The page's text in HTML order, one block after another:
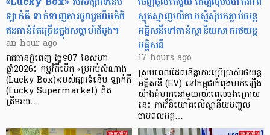
ឡាក់គី ទាក់ទាញការចូលរួមពីអតិថិ
ជនកាន់តែច្រើនក្នុងសប្តាហ៍ដំបូង។
an hour ago
រាជធានីភ្នំពេញ ថ្ងៃទី07 ខែសីហា
ឆ្នាំ2026៖ កម្មវិធីបើក «ប្រអប់សំណាង
(Lucky Box)»របស់ផ្សារទំនើប ឡាក់គី
(Lucky Supermarket) គិត
ត្រឹមរយ…
ស្មុគស្មាញលើការស្នើសុំបតភ្ជាប់ចរន្ត
អគ្គិសនីទៅកាន់ស្ថានីយសាករថយន្ត
អគ្គិសនី
17 hours ago
ស្របពេលដែលនិន្នាការប្រើប្រាស់រថយន្ត
អគ្គិសនី (EV) នៅកម្ពុជាកំពុងហក់ឡើង
យ៉ាងគំហុកនៅមួយរយៈពេលចុងក្រោយ
នេះ ការវិនិយោគលើស្ថានីយបញ្ចូល
ថាមពលអគ្គ…